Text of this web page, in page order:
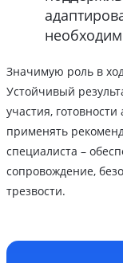
Значимую роль в
Устойчивый
участия,
применять
специалиста –
сопровождение,
трезвости.